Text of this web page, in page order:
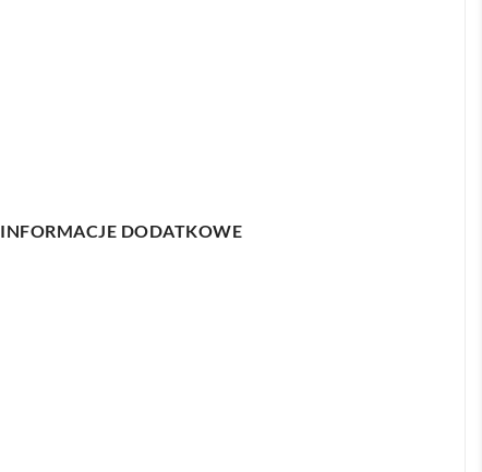
INFORMACJE DODATKOWE